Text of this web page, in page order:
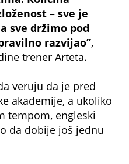
– sve je
sve držimo pod
razvijao”,
trener Arteta.
veruju da je pred
akademije, a ukoliko
tempom, engleski
da dobije još jednu